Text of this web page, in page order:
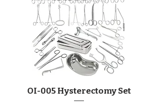
OI-005 Hysterectomy Set